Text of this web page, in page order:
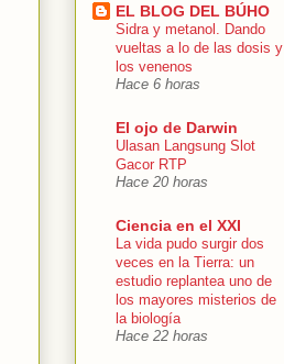
EL BLOG DEL BÚHO
Sidra y metanol. Dando
vueltas a lo de las dosis y
los venenos
Hace 6 horas
El ojo de Darwin
Ulasan Langsung Slot
Gacor RTP
Hace 20 horas
Ciencia en el XXI
La vida pudo surgir dos
veces en la Tierra: un
estudio replantea uno de
los mayores misterios de
la biología
Hace 22 horas